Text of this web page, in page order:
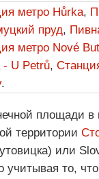
метро Hůrka,
пруд,
метро Nové
- U Petrů,
.
площади
территории
или
то,